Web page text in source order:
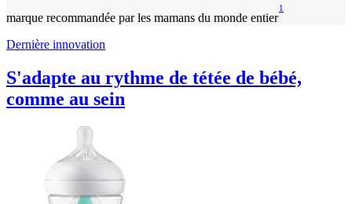
marque recommandée par les mamans du monde entier
1
Dernière innovation
S'adapte au rythme de tétée de bébé,
comme au sein